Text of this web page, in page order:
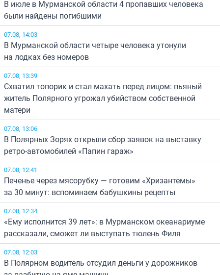
В июле в Мурманской области 4 пропавших человека
были найдены погибшими
07.08, 14:03
В Мурманской области четыре человека утонули
на лодках без номеров
07.08, 13:39
Схватил топорик и стал махать перед лицом: пьяный
житель Полярного угрожал убийством собственной
матери
07.08, 13:06
В Полярных Зорях открыли сбор заявок на выставку
ретро-автомобилей «Папин гараж»
07.08, 12:41
Печенье через мясорубку — готовим «Хризантемы»
за 30 минут: вспоминаем бабушкины рецепты
07.08, 12:34
«Ему исполнится 39 лет»: в Мурманском океанариуме
рассказали, сможет ли выступать тюлень Филя
07.08, 12:03
В Полярном водитель отсудил деньги у дорожников